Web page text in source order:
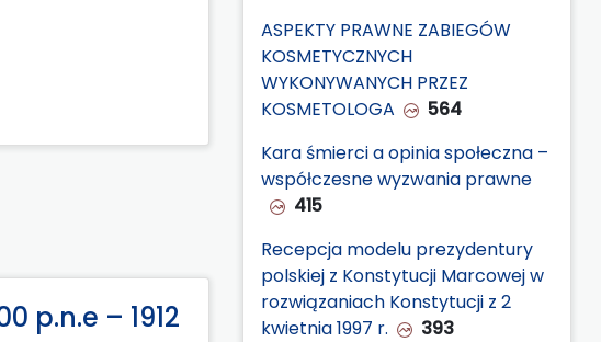
p.n.e – 1912
ASPEKTY PRAWNE ZABIEGÓW
KOSMETYCZNYCH
WYKONYWANYCH PRZEZ
KOSMETOLOGA
564
Kara śmierci a opinia społeczna –
współczesne wyzwania prawne
415
Recepcja modelu prezydentury
polskiej z Konstytucji Marcowej w
rozwiązaniach Konstytucji z 2
kwietnia 1997 r.
393